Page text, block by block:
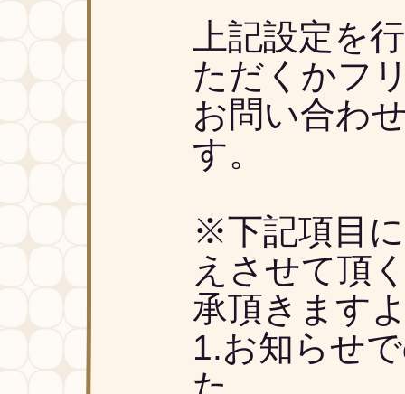
上記設定を
ただくかフ
お問い合わ
す。
※下記項目
えさせて頂
承頂きます
1.お知らせ
た